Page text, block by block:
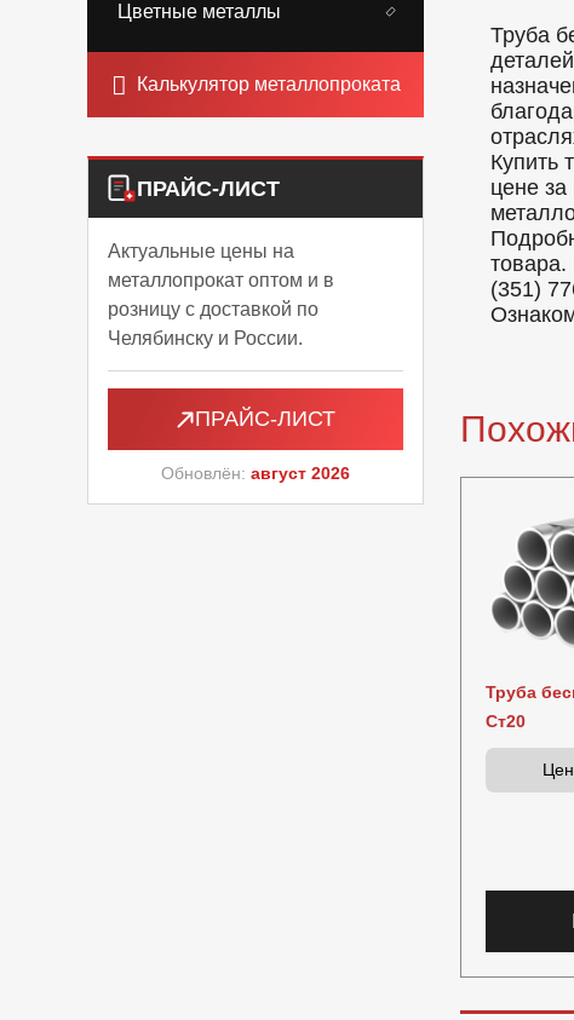
Цветные металлы
Калькулятор металлопроката
ПРАЙС-ЛИСТ
Актуальные цены на
металлопрокат оптом и в
розницу с доставкой по
Челябинску и России.
ПРАЙС-ЛИСТ
Обновлён: август 2026
Труба
Купить
цене за
товара.
(351)
Труба
Ст20